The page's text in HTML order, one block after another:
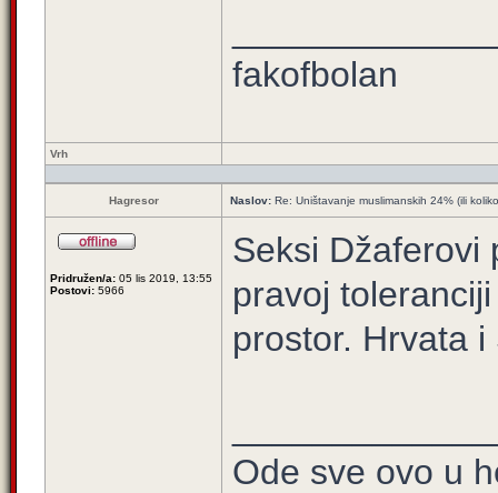
fakofbolan
Vrh
Hagresor Naslov: Re: Uništavanje muslimanskih 24% (ili
Pridružen/a: 05 lis 2019, 13:55
Postovi: 5966
Seksi Džaferovi
pravoj
prostor. Hrvata
Ode sve ovo u